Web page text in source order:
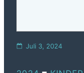
Juli 3, 2024